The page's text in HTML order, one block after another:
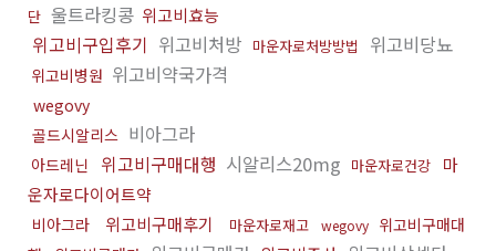
단 울트라킹콩 위고비효능
위고비구입후기 위고비처방 마운자로처방방법 위고비당뇨
위고비병원 위고비약국가격
wegovy
골드시알리스 비아그라
아드레닌 위고비구매대행 시알리스20mg 마운자로건강
마
운자로다이어트약
비아그라 위고비구매후기 마운자로재고 wegovy 위고비구매대